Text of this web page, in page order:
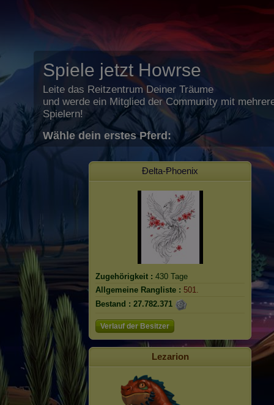
Spiele jetzt Howrse
Leite das Reitzentrum Deiner Träume
und werde ein Mitglied der Community mit
Spielern!
Wähle dein erstes Pferd:
Ðelta-Ᵽhoenix
Zugehörigkeit : 430 Tage
Allgemeine Rangliste : 501.
Bestand : 27.782.371
Verlauf der Besitzer
Lezarion